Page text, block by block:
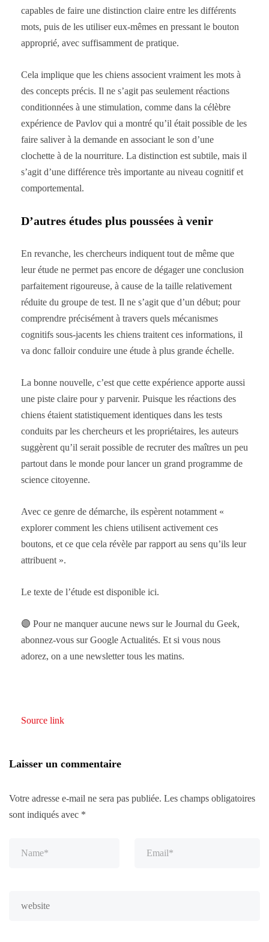
capables de faire une distinction claire entre les différents
mots, puis de les utiliser eux-mêmes en pressant le bouton
approprié, avec suffisamment de pratique.
Cela implique que les chiens associent vraiment les mots à
des concepts précis. Il ne s’agit pas seulement réactions
conditionnées à une stimulation, comme dans la célèbre
expérience de Pavlov qui a montré qu’il était possible de les
faire saliver à la demande en associant le son d’une
clochette à de la nourriture. La distinction est subtile, mais il
s’agit d’une différence très importante au niveau cognitif et
comportemental.
D’autres études plus poussées à venir
En revanche, les chercheurs indiquent tout de même que
leur étude ne permet pas encore de dégager une conclusion
parfaitement rigoureuse, à cause de la taille relativement
réduite du groupe de test. Il ne s’agit que d’un début; pour
comprendre précisément à travers quels mécanismes
cognitifs sous-jacents les chiens traitent ces informations, il
va donc falloir conduire une étude à plus grande échelle.
La bonne nouvelle, c’est que cette expérience apporte aussi
une piste claire pour y parvenir. Puisque les réactions des
chiens étaient statistiquement identiques dans les tests
conduits par les chercheurs et les propriétaires, les auteurs
suggèrent qu’il serait possible de recruter des maîtres un peu
partout dans le monde pour lancer un grand programme de
science citoyenne.
Avec ce genre de démarche, ils espèrent notamment «
explorer comment les chiens utilisent activement ces
boutons, et ce que cela révèle par rapport au sens qu’ils leur
attribuent ».
Le texte de l’étude est disponible ici.
🟣 Pour ne manquer aucune news sur le Journal du Geek,
abonnez-vous sur Google Actualités. Et si vous nous
adorez, on a une newsletter tous les matins.
Source link
Laisser un commentaire
Votre adresse e-mail ne sera pas publiée. Les champs obligatoires
sont indiqués avec *